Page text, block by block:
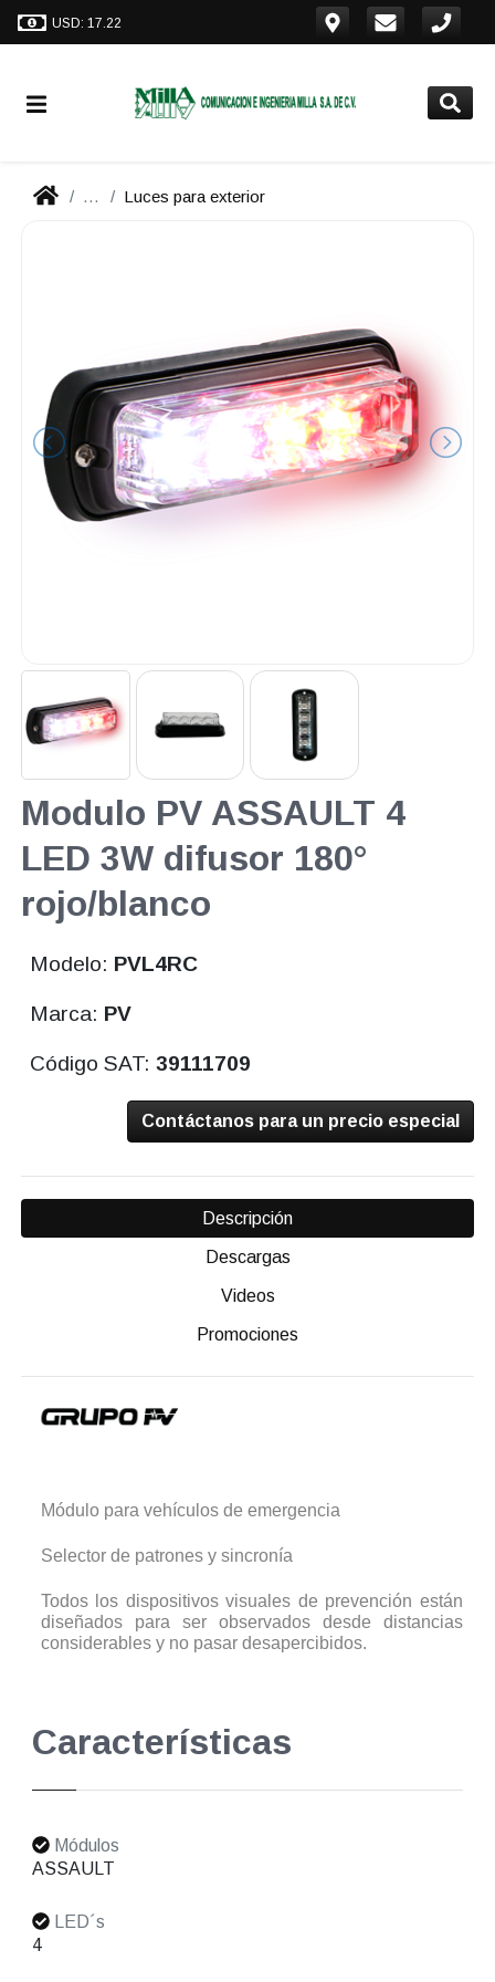
USD: 17.22
... Luces para exterior
Modulo PV ASSAULT 4
LED 3W difusor 180°
rojo/blanco
Modelo: PVL4RC
Marca: PV
Código SAT:39111709
Contáctanos para un precio especial
Descripción
Descargas
Videos
Promociones
Módulo para vehículos de emergencia
Selector de patrones y sincronía
Todos los dispositivos visuales de prevención están
diseñados para ser observados desde distancias
considerables y no pasar desapercibidos.
Características
Módulos
ASSAULT
LED´s
4